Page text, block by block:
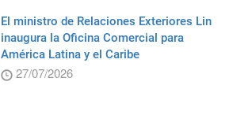
El ministro de Relaciones Exteriores Lin
inaugura la Oficina Comercial para
América Latina y el Caribe
27/07/2026